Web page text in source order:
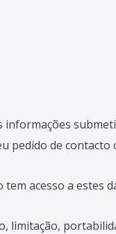
pedido de contacto
acesso a estes
limitação,